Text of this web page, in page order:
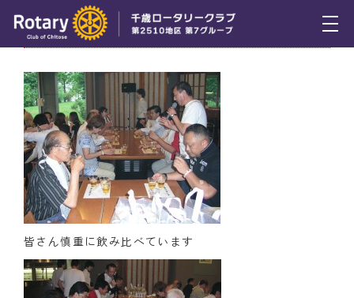
例会報告
活動報告
理事会報告
スケジュール
年間プログラム
木曜会
7月15日（木） ビール利き酒大会の模様
皆さん慎重に飲み比べています